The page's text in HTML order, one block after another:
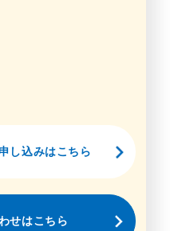
し込みはこちら
せはこちら